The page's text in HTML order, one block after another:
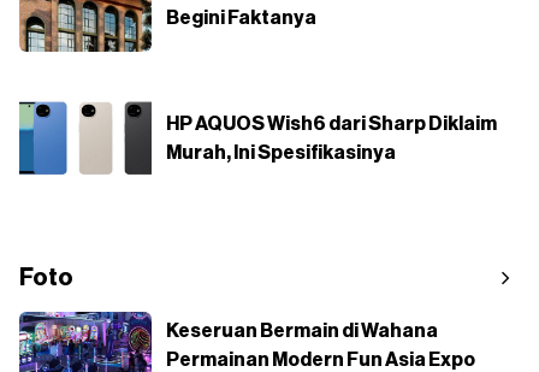
Begini Faktanya
HP AQUOS Wish6 dari Sharp Diklaim
Murah, Ini Spesifikasinya
Foto
Keseruan Bermain di Wahana
Permainan Modern Fun Asia Expo